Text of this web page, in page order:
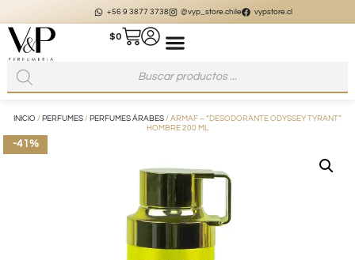
+56 9 3877 3738 @vyp_store.chile vypstore.cl
$0
INICIO / PERFUMES / PERFUMES ÁRABES / ARMAF – “DESODORANTE ODYSSEY TYRANT”
HOMBRE 200 ML
-41%